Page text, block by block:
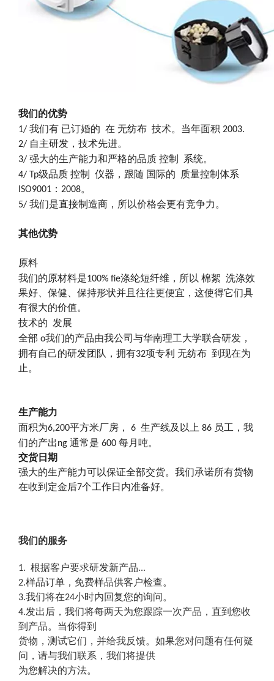
我们的优势
1/ 我们有 已订婚的 在 无纺布 技术。当年面积 2003.
2/ 自主研发，技术先进。
3/ 强大的生产能力和严格的品质 控制
系统。
4/ Tp级品质 控制 仪器，跟随 国际的
质量控制体系
ISO9001：2008。
5/ 我们是直接制造商，所以价格会更有竞争力。
其他优势
原料
我们的原材料是100% fie涤纶短纤维，所以 棉絮 洗涤效
果好、保健、保持形状并且往往更便宜，这使得它们具
有很大的价值。
技术的
发展
全部 o我们的产品由我公司与华南理工大学联合研发，
拥有自己的研发团队，拥有32项专利 无纺布 到现在为
止。
生产能力
面积为6,200平方米厂房， 6 生产线及以上 86 员工，我
们的产出ng 通常是 600 每月吨。
交货日期
强大的生产能力可以保证全部交货。我们承诺所有货物
在收到定金后7个工作日内准备好。
我们的服务
1. 根据客户要求研发新产品...
2.样品订单，免费样品供客户检查。
3.我们将在24小时内回复您的询问。
4.发出后，我们将每两天为您跟踪一次产品，直到您收
到产品。当你得到
货物，测试它们，并给我反馈。如果您对问题有任何疑
问，请与我们联系，我们将提供
为您解决的方法。